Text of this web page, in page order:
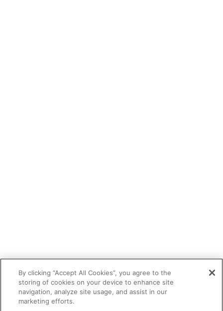
By clicking “Accept All Cookies”, you agree to the
storing of cookies on your device to enhance site
navigation, analyze site usage, and assist in our
marketing efforts.